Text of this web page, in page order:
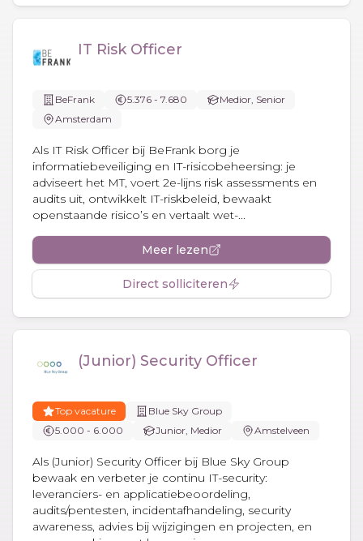
IT Risk Officer
BeFrank 5.376 - 7.680
Medior, Senior
Amsterdam
Als IT Risk Officer bij BeFrank borg je
informatiebeveiliging en IT-risicobeheersing: je
adviseert het MT, voert 2e-lijns risk assessments en
audits uit, ontwikkelt IT-riskbeleid, bewaakt
openstaande risico’s en vertaalt wet-...
Meer lezen
Direct solliciteren
(Junior) Security Officer
Top vacature
Blue Sky Group
5.000 - 6.000
Junior, Medior Amstelveen
Als (Junior) Security Officer bij Blue Sky Group
bewaak en verbeter je continu IT-security:
leveranciers- en applicatiebeoordeling,
audits/pentesten, incidentafhandeling, security
awareness, advies bij wijzigingen en projecten, en